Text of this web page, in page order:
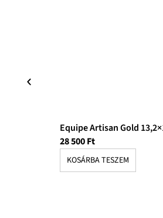
Equipe Artisan Gold
28 500Ft
KOSÁRBA TESZEM